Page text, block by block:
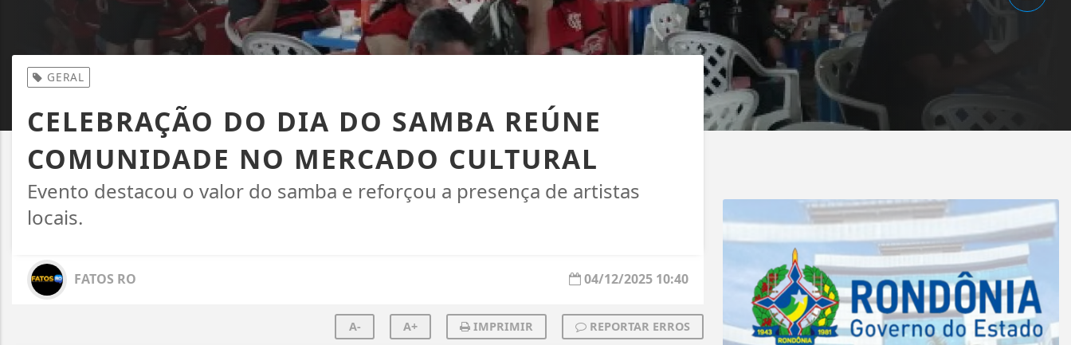
GERAL
CELEBRAÇÃO DO DIA DO SAMBA REÚNE
COMUNIDADE NO MERCADO CULTURAL
Evento destacou o valor do samba e reforçou a presença de artistas
locais.
FATOS RO 04/12/2025 10:40
A- A+ IMPRIMIR REPORTAR ERROS